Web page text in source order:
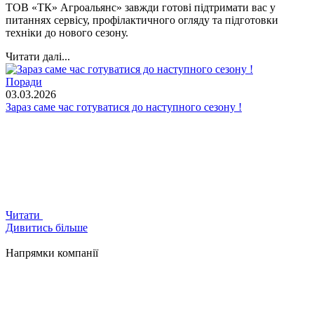
ТОВ «ТК» Агроальянс» завжди готові підтримати вас у
питаннях сервісу, профілактичного огляду та підготовки
техніки до нового сезону.
Читати далі...
Поради
03.03.2026
Зараз саме час готуватися до наступного сезону !
Читати
Дивитись більше
Напрямки компанії